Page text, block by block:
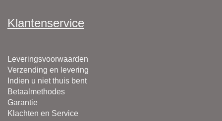
Klantenservice
Leveringsvoorwaarden
Verzending en levering
Indien u niet thuis bent
Betaalmethodes
Garantie
Klachten en Service